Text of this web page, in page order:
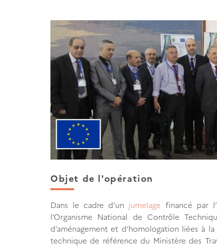
Objet de l'opération
Dans le cadre d’un jumelage financé par
l’Organisme National de Contrôle
d’aménagement et d’homologation liées à
technique de référence du Ministère des